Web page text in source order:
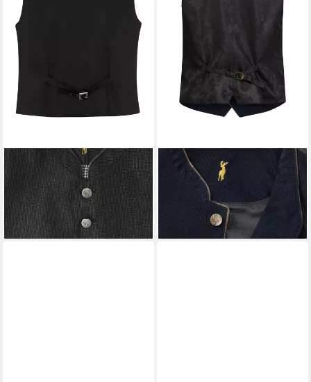
ALMSACHTrachtenweste
Trachtenweste
134,99 €
ALMSACH
Trachtenweste
Cordweste
134,99 €